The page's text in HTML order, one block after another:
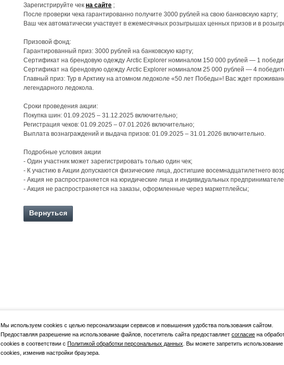
Зарегистрируйте чек на сайте ;
После проверки чека гарантированно получите 3000 рублей на свою банковскую карту;
Ваш чек автоматически участвует в ежемесячных розыгрышах ценных призов и в
Призовой фонд:
Гарантированный приз: 3000 рублей на банковскую карту;
Сертификат на брендовую одежду Arctic Explorer номиналом 150 000 рублей — 1
Сертификат на брендовую одежду Arctic Explorer номиналом 25 000 рублей — 4
Главный приз: Тур в Арктику на атомном ледоколе «50 лет Победы»! Вас ждет
легендарного ледокола.
Сроки проведения акции:
Покупка шин: 01.09.2025 – 31.12.2025 включительно;
Регистрация чеков: 01.09.2025 – 07.01.2026 включительно;
Выплата вознаграждений и выдача призов: 01.09.2025 – 31.01.2026 включительно.
Подробные условия акции
- Один участник может зарегистрировать только один чек;
- К участию в Акции допускаются физические лица, достигшие восемнадцатилетнего
- Акция не распространяется на юридические лица и индивидуальных
- Акция не распространяется на заказы, оформленные через маркетплейсы;
Вернуться
Мы используем cookies с целью персонализации сервисов и повышения удобства пользования сайтом.
Предоставляя разрешение на использование файлов, посетитель сайта предоставляет согласие на
cookies в соответствии с Политикой обработки персональных данных . Вы можете запретить использование
cookies, изменив настройки браузера.
Режим работы